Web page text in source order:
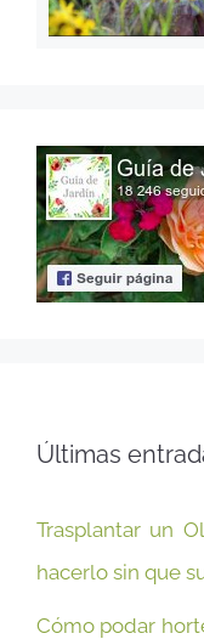
Últimas
Trasplantar un
hacerlo sin que
Cómo podar